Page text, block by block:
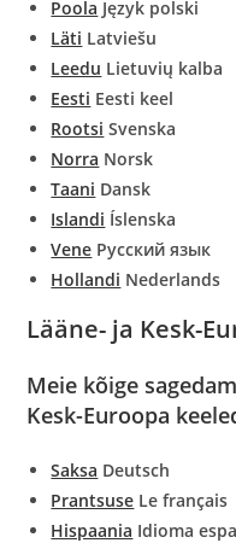
Poola Język polski
Läti Latviešu
Leedu Lietuvių kalba
Eesti Eesti keel
Rootsi Svenska
Norra Norsk
Taani Dansk
Islandi Íslenska
Vene Русский язык
Hollandi Nederlands
Lääne- ja Kesk-
Meie kõige
Kesk-Euroopa
Saksa Deutsch
Prantsuse Le français
Hispaania Idioma